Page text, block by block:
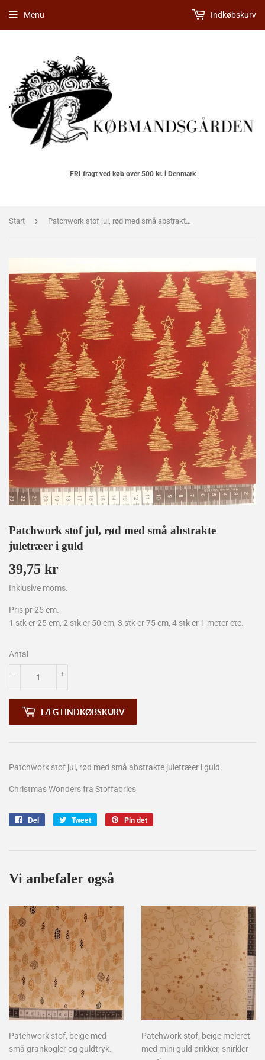
FRI fragt ved køb over 500 kr. i Denmark
Menu Indkøbskurv
Start › Patchwork stof jul, rød med små abstrakte juletræer i guld
Patchwork stof jul, rød med små abstrakte
juletræer i guld
39,75 kr
kr
Inklusive moms.
Pris pr 25 cm.
1 stk er 25 cm, 2 stk er 50 cm, 3 stk er 75 cm, 4 stk er 1 meter etc.
Antal
+
-
LÆG I INDKØBSKURV
Patchwork stof jul, rød med små abstrakte juletræer i guld.
Christmas Wonders fra Stoffabrics
Del Tweet
Tweet
Pin det
Vi anbefaler også
Patchwork stof, beige med
små grankogler og guldtryk.
Patchwork stof, beige meleret
med mini guld prikker, snirkler